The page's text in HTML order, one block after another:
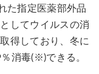
た指定医薬部外品
してウイルスの消
得しており、冬に
消毒(※)できる。